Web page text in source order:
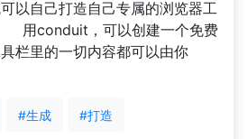
以自己打造自己专属的浏览器工
，可以创建一个免费
栏里的一切内容都可以由你
#生成 #打造